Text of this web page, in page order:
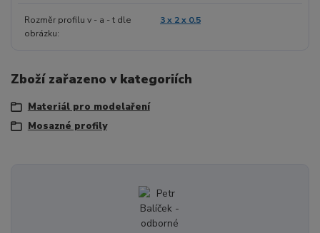
Rozměr profilu v - a - t dle
obrázku
3 x 2 x 0.5
Zboží zařazeno v kategoriích
Materiál pro modelaření
Mosazné profily